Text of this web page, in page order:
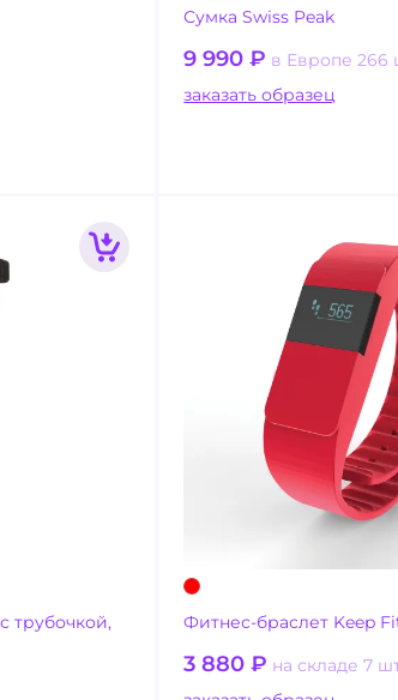
Сумка Swiss Peak
9 990 ₽ в Европе 266
заказать образец
трубочкой,
Фитнес-браслет Keep
3 880 ₽ на складе 7